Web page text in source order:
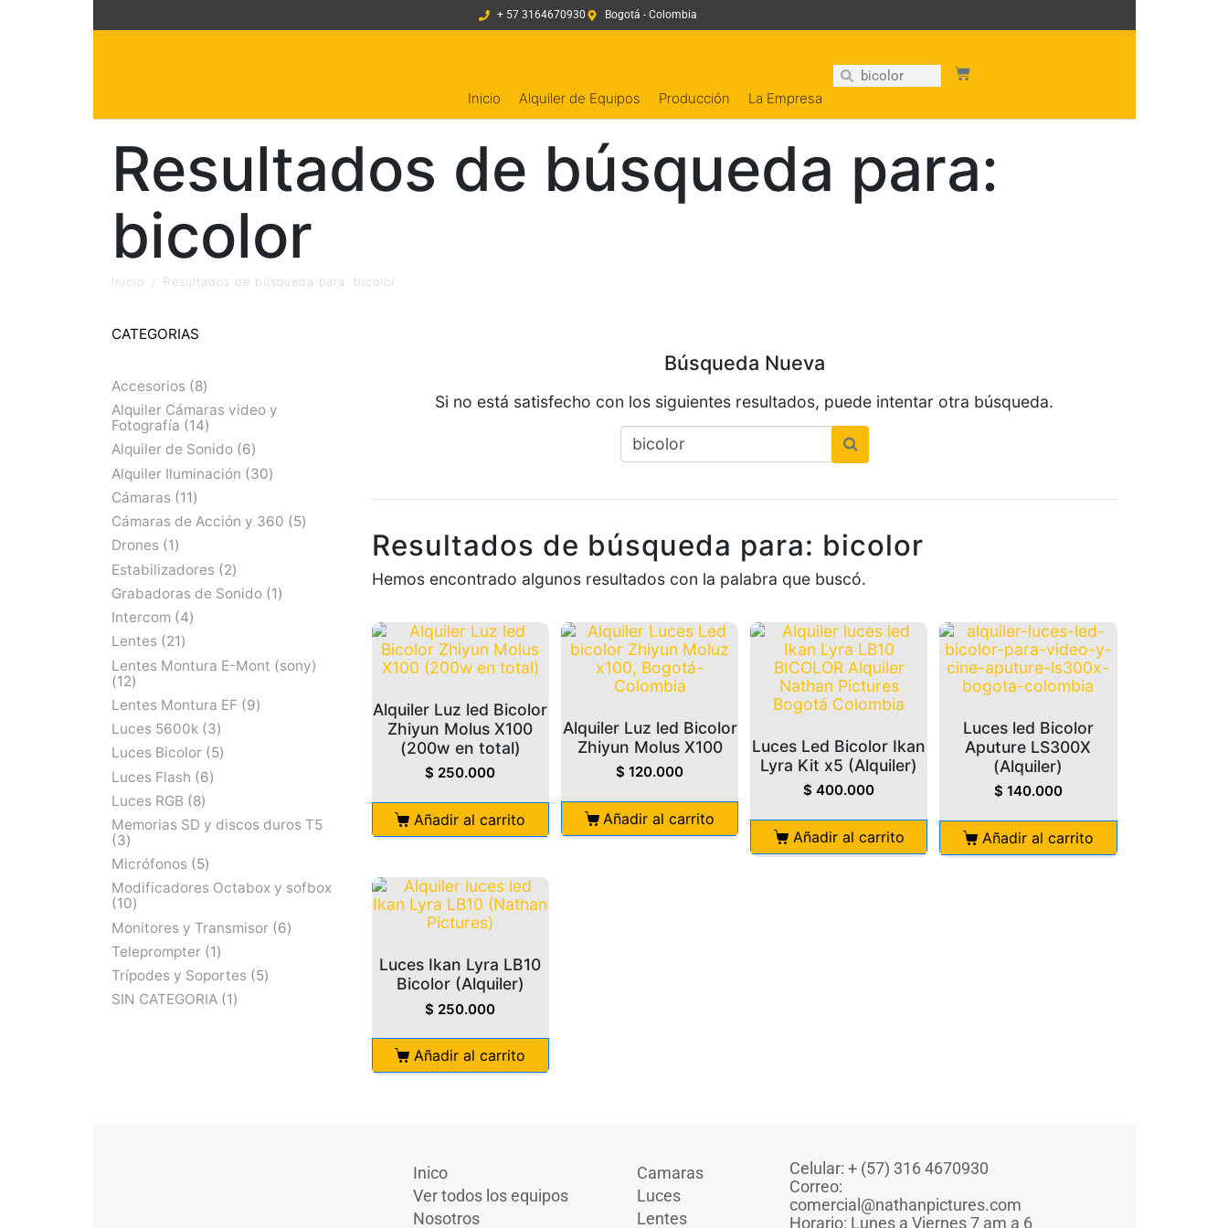
+ 57 3164670930 Bogotá - Colombia
Inicio Alquiler de Equipos Producción La Empresa
Resultados de búsqueda para:
bicolor
Inicio Resultados de búsqueda para: bicolor
Búsqueda Nueva
Si no está satisfecho con los siguientes resultados, puede intentar otra búsqueda.
Resultados de búsqueda para: bicolor
Hemos encontrado algunos resultados con la palabra que buscó.
Alquiler Luz led Bicolor
Zhiyun Molus X100
(200w en total)
$ 250.000
Añadir al carrito
Alquiler Luz led Bicolor
Zhiyun Molus X100
$ 120.000
Añadir al carrito
Luces Led Bicolor Ikan
Lyra Kit x5 (Alquiler)
$ 400.000
Añadir al carrito
Luces led Bicolor
Aputure LS300X
(Alquiler)
$ 140.000
Añadir al carrito
Luces Ikan Lyra LB10
Bicolor (Alquiler)
$ 250.000
Añadir al carrito
CATEGORIAS
Accesorios
8
Alquiler Cámaras video y
Fotografía
14
Alquiler de Sonido
6
Alquiler Iluminación
30
Cámaras
11
Cámaras de Acción y 360
5
Drones
1
Estabilizadores
2
Grabadoras de Sonido
1
Intercom
4
Lentes
21
Lentes Montura E-Mont (sony)
12
Lentes Montura EF
9
Luces 5600k
3
Luces Bicolor
5
Luces Flash
6
Luces RGB
8
Memorias SD y discos duros T5
3
Micrófonos
5
Modificadores Octabox y sofbox
10
Monitores y Transmisor
6
Teleprompter
1
Trípodes y Soportes
5
SIN CATEGORIA
1
Inico
Ver todos los equipos
Nosotros
Camaras
Luces
Lentes
Celular: + (57) 316 4670930
Correo:
comercial@nathanpictures.com
Horario: Lunes a Viernes 7 am a 6